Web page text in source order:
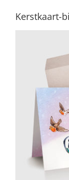
Kerstkaart-